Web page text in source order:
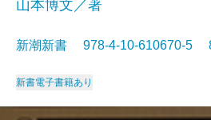
山本博文／著
新潮新書 978-4-10-610670-5
新書電子書籍あり